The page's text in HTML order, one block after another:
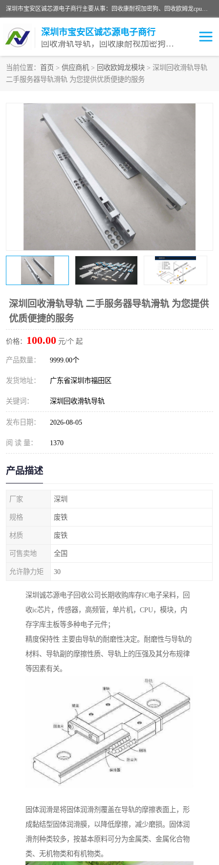
深圳市宝安区诚芯源电子商行主要从事：回收康耐视加密狗、回收欧姆龙cpu、回收欧姆龙模块等 一站式收购,能迅速便捷为客户消化库存、减少仓储、回笼资金，我们交易灵活方便，现金支付，价格优势合理，在业务方面赢得广大客户的一致好评 热情欢迎有库存需要处理的客户 请尽快联系我们
深圳市宝安区诚芯源电子商行
回收滑轨导轨，回收康耐视加密狗，回收欧姆龙PLC
当前位置： 首页 > 供应商机 > 回收欧姆龙模块 > 深圳回收滑轨导轨
二手服务器导轨滑轨 为您提供优质便捷的服务
深圳回收滑轨导轨 二手服务器导轨滑轨 为您提供
优质便捷的服务
价格： 100.00 元/个 起
产品数量： 9999.00个
发货地址： 广东省深圳市福田区
关键词： 深圳回收滑轨导轨
发布日期： 2026-08-05
阅 读 量： 1370
产品描述
厂家 深圳
规格 废铁
材质 废铁
可售卖地 全国
允许静力矩 30
深圳诚芯源电子回收公司长期收购库存IC电子呆料，回
收ic芯片，传感器，高频管，单片机，CPU，模块，内
存字库主板等多种电子元件；
精度保持性 主要由导轨的耐磨性决定。耐磨性与导轨的
材料、导轨副的摩擦性质、导轨上的压强及其分布规律
等因素有关。
固体润滑是将固体润滑剂覆盖在导轨的摩擦表面上，形
成黏结型固体润滑膜，以降低摩擦，减少磨损。固体润
滑剂种类较多，按基本原料可分为金属类、金属化合物
类、无机物类和有机物类。
回收欧姆龙模块 回收康耐视加密狗